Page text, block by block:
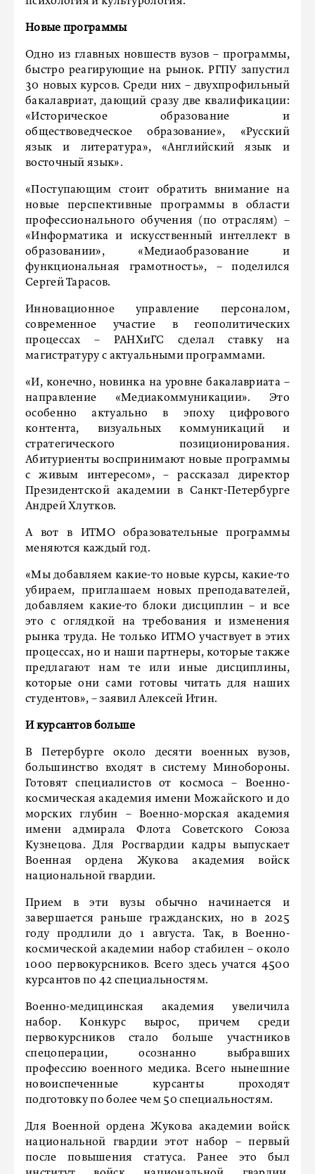
Новые программы
Одно из главных новшеств вузов – программы,
быстро реагирующие на рынок. РГПУ запустил
30 новых курсов. Среди них – двухпрофильный
бакалавриат, дающий сразу две квалификации:
«Историческое образование и
обществоведческое образование», «Русский
язык и литература», «Английский язык и
восточный язык».
«Поступающим стоит обратить внимание на
новые перспективные программы в области
профессионального обучения (по отраслям) –
«Информатика и искусственный интеллект в
образовании», «Медиаобразование и
функциональная грамотность», – поделился
Сергей Тарасов.
Инновационное управление персоналом,
современное участие в геополитических
процессах – РАНХиГС сделал ставку на
магистратуру с актуальными программами.
«И, конечно, новинка на уровне бакалавриата –
направление «Медиакоммуникации». Это
особенно актуально в эпоху цифрового
контента, визуальных коммуникаций и
стратегического позиционирования.
Абитуриенты воспринимают новые программы
с живым интересом», – рассказал директор
Президентской академии в Санкт-Петербурге
Андрей Хлутков.
А вот в ИТМО образовательные программы
меняются каждый год.
«Мы добавляем какие-то новые курсы, какие-то
убираем, приглашаем новых преподавателей,
добавляем какие-то блоки дисциплин – и все
это с оглядкой на требования и изменения
рынка труда. Не только ИТМО участвует в этих
процессах, но и наши партнеры, которые также
предлагают нам те или иные дисциплины,
которые они сами готовы читать для наших
студентов», – заявил Алексей Итин.
И курсантов больше
В Петербурге около десяти военных вузов,
большинство входят в систему Минобороны.
Готовят специалистов от космоса – Военно-
космическая академия имени Можайского и до
морских глубин – Военно-морская академия
имени адмирала Флота Советского Союза
Кузнецова. Для Росгвардии кадры выпускает
Военная ордена Жукова академия войск
национальной гвардии.
Прием в эти вузы обычно начинается и
завершается раньше гражданских, но в 2025
году продлили до 1 августа. Так, в Военно-
космической академии набор стабилен – около
1000 первокурсников. Всего здесь учатся 4500
курсантов по 42 специальностям.
Военно-медицинская академия увеличила
набор. Конкурс вырос, причем среди
первокурсников стало больше участников
спецоперации, осознанно выбравших
профессию военного медика. Всего нынешние
новоиспеченные курсанты проходят
подготовку по более чем 50 специальностям.
Для Военной ордена Жукова академии войск
национальной гвардии этот набор – первый
после повышения статуса. Ранее это был